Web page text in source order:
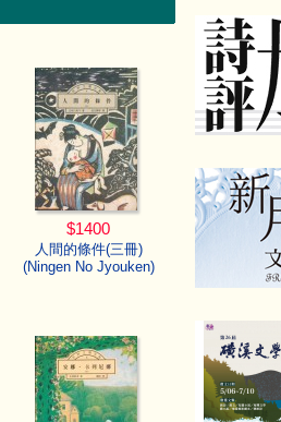
$1400
人間的條件(三冊)
(Ningen No Jyouken)